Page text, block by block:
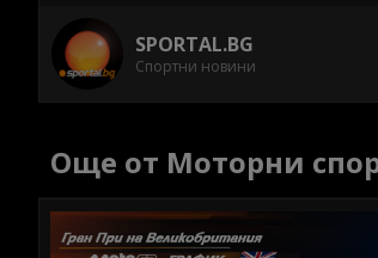
SPORTAL.BG
Спортни новини
Още от Моторни